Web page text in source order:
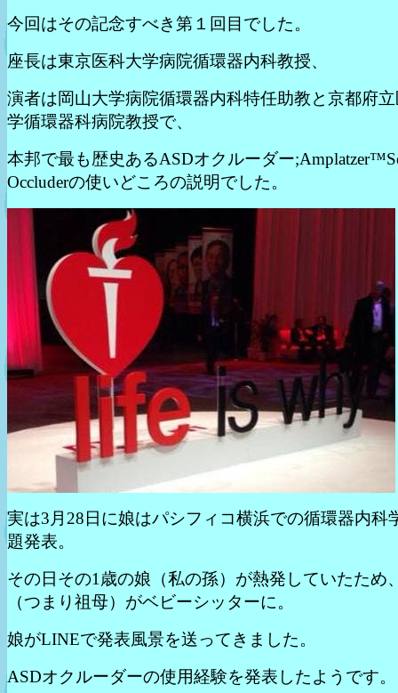
今回はその記念すべき第１回目でした。
座長は東京医科大学病院循環器内科教授、
演者は岡山大学病院循環器内科特任助教と京都府
学循環器科病院教授で、
本邦で最も歴史あるASDオクルーダー
Occluderの使いどころの説明でした。
実は3月28日に娘はパシフィコ横浜での循環器内科
題発表。
その日その1歳の娘（私の孫）が熱発していたため
（つまり祖母）がベビーシッターに。
娘がLINEで発表風景を送ってきました。
ASDオクルーダーの使用経験を発表したようです。